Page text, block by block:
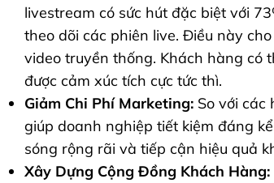
livestream có sức hút đặc biệt với
theo dõi các phiên live. Điều này
video truyền thống. Khách hàng có
được cảm xúc tích cực tức thì.
Giảm Chi Phí Marketing: So với các
giúp doanh nghiệp tiết kiệm đáng
sóng rộng rãi và tiếp cận hiệu quả
Xây Dựng Cộng Đồng Khách Hàng: